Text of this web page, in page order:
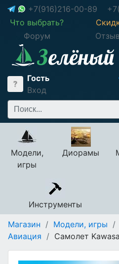
+7(916)216-00-89
Что выбрать?
Форум
Гость
Вход
Модели,
игры
Диорамы
Инструменты
Магазин / Модели, игры /
Авиация / Самолет